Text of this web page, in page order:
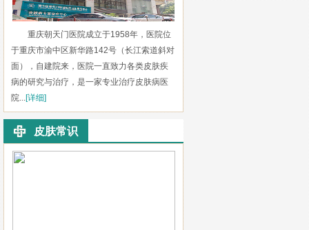
重庆朝天门医院成立于1958年，医院位
于重庆市渝中区新华路142号（长江索道斜对
面），自建院来，医院一直致力各类皮肤疾
病的研究与治疗，是一家专业治疗皮肤病医
院... [详细]
皮肤常识